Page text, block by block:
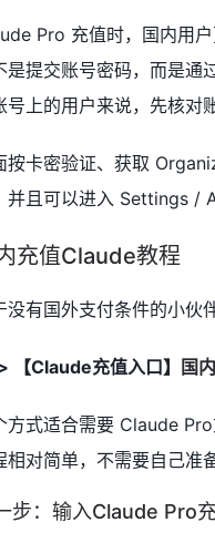
Pro 充值时，国内用
是提交账号密码，而是
号上的用户来说，先核对
按卡密验证、获取
并且可以进入 Settings /
充值Claude教程
没有国外支付条件的小伙
【Claude充值入口】 国
方式适合需要 Claude
相对简单，不需要自己准
步：输入Claude Pro